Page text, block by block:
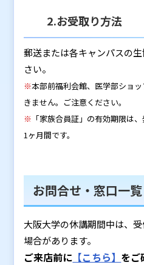
2.お受取り方法
郵送または各キャンパスの
さい。
※本部前福利会館、医学部ショ
きません。ご注意ください。
※ 「家族合員証」の有効期限は
1ヶ月間です。
お問合せ・窓口一覧
大阪大学の休講期間中は、
場合があります。
ご来店前に 【こちら】 をご